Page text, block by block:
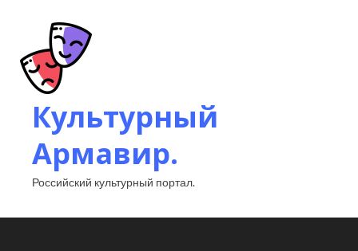
Культурный
Армавир.
Российский культурный портал.